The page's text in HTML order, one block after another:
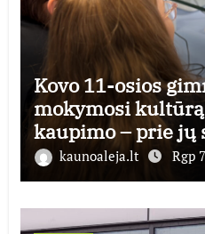
Kovo 11-osios
mokymosi
kaupimo – prie jų
taikymo
kaunoaleja.lt Rgp